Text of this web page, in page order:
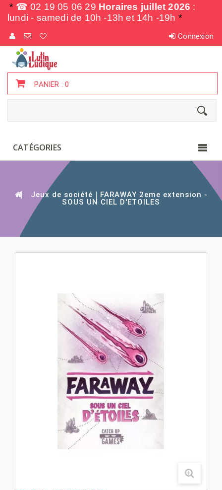
* ☎ 02 19 05 06 29 Horaires juillet 2026 :
lundi - samedi de 10h -13h et 14h -19h *
Connexion
PANIER :0
CATÉGORIES
Jeux de société
FARAWAY 2eme extension -
SOUS UN CIEL D'ETOILES